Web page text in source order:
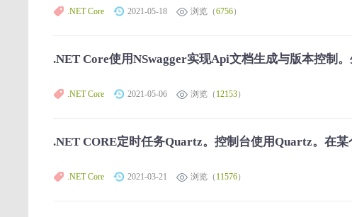
.NET Core 2021-05-18 浏览（6756）
.NET Core使用NSwagger实现Api文档生成与版本控制
.NET Core 2021-05-06 浏览（ 12153）
.NET CORE定时任务Quartz。控制台使用Quartz。在
.NET Core 2021-03-21 浏览（ 11576）